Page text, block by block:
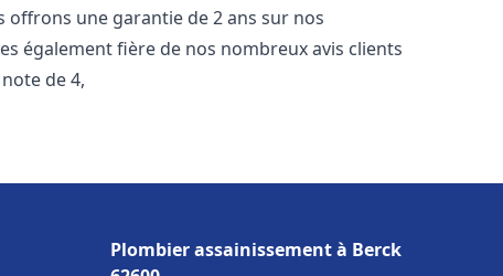
offrons une garantie de 2 ans sur nos
également fière de nos nombreux avis clients
de 4,
Plombier assainissement à Berck